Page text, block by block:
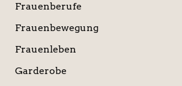
Frauenberufe
Frauenbewegung
Frauenleben
Garderobe